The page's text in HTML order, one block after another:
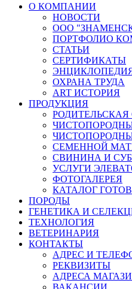
О КОМПАНИИ
НОВОСТИ
ООО
ПОРТФОЛИО
СТАТЬИ
СЕРТИФИКАТЫ
ОХРАНА ТРУДА
ART ИСТОРИЯ
ПРОДУКЦИЯ
РОДИТЕЛЬСКАЯ
СЕМЕННОЙ
СВИНИНА И
УСЛУГИ
ФОТОГАЛЕРЕЯ
КАТАЛОГ
ПОРОДЫ
ГЕНЕТИКА И
ТЕХНОЛОГИЯ
ВЕТЕРИНАРИЯ
КОНТАКТЫ
АДРЕС И
РЕКВИЗИТЫ
АДРЕСА
ВАКАНСИИ